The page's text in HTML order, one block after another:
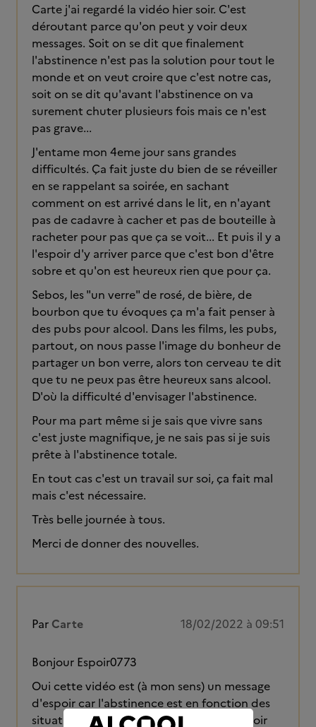
Carte j'ai regardé la vidéo hier soir. C'est
déroutant parce qu'on peut y voir deux
messages. Soit on se dit que finalement
l'abstinence n'est pas la solution pour tout le
monde et on veut croire que c'est notre cas,
soit on se dit qu'avant l'abstinence on va
surement chuter plusieurs fois mais ce n'est
pas grave...
J'entame mon 4eme jour sans grandes
difficultés. Ça fait juste du bien de se réveiller
en se rappelant sa soirée, en sachant
comment on est arrivé dans le lit, en n'ayant
pas de cadavre à cacher et pas de bouteille à
racheter pour pas que ça se voit... Et puis il y a
l'espoir d'y arriver parce que c'est bon d'être
sobre et qu'on est heureux rien que pour ça.
Sebos, les "un verre" de rosé, de bière, de
bourbon que tu évoques ça m'a fait penser à
des pubs pour alcool. Dans les films, les pubs,
partout, on nous passe l'image du bonheur de
partager un bon verre, alors ton cerveau te dit
que tu ne peux pas être heureux sans alcool.
D'où la difficulté d'envisager l'abstinence.
Pour ma part même si je sais que vivre sans
c'est juste magnifique, je ne sais pas si je suis
prête à l'abstinence totale.
En tout cas c'est un travail sur soi, ça fait mal
mais c'est nécessaire.
Très belle journée à tous.
Merci de donner des nouvelles.
Par Carte 18/02/2022 à 09:51
Bonjour Espoir0773
Oui cette vidéo est (à mon sens) un message
d'espoir car l'abstinence est en fonction des
situations des uns et des autres, il faut avoir